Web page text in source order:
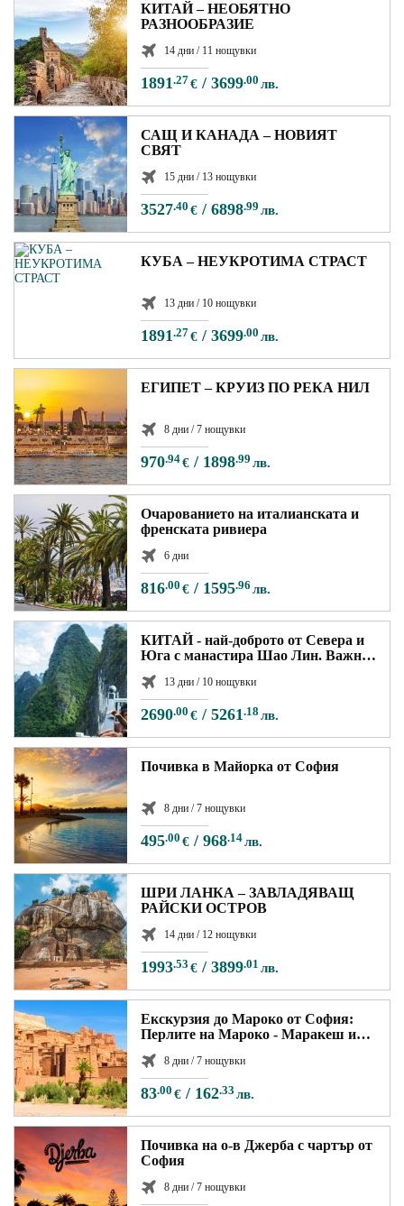
КИТАЙ – НЕОБЯТНО
РАЗНООБРАЗИЕ
14 дни / 11 нощувки
1891 .27€/ 3699.00 лв.
САЩ И КАНАДА – НОВИЯТ
СВЯТ
15 дни / 13 нощувки
3527.40 €/ 6898.99 лв.
КУБА – НЕУКРОТИМА СТРАСТ
13 дни / 10 нощувки
1891 .27€/ 3699.00 лв.
ЕГИПЕТ – КРУИЗ ПО РЕКА НИЛ
8 дни / 7 нощувки
970.94€/ 1898.99 лв.
Очарованието на италианската и
френската ривиера
6 дни
816.00 €/ 1595.96 лв.
КИТАЙ - най-доброто от Севера и
Юга с манастира Шао Лин. Важна
13 дни / 10 нощувки
2690.00 €/ 5261 .18 лв.
Почивка в Майорка от София
8 дни / 7 нощувки
495.00 €/ 968.14лв.
ШРИ ЛАНКА – ЗАВЛАДЯВАЩ
РАЙСКИ ОСТРОВ
14 дни / 12 нощувки
1993.53 €/ 3899.01 лв.
Екскурзия до Мароко от София:
Перлите на Мароко - Маракеш и
8 дни / 7 нощувки
83.00 €/ 162.33 лв.
Почивка на о-в Джерба с чартър от
София
8 дни / 7 нощувки